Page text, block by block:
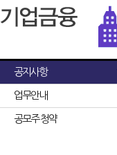
공지사항
업무안내
공모주 청약